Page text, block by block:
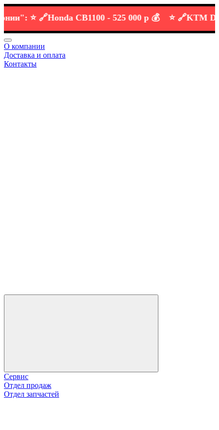
⭐️ 🔗 Honda CB1100 -525 000 р 💰 ⭐️ 🔗 KTM DUKE
О компании
Доставка и оплата
Контакты
Сервис
Отдел продаж
Отдел запчастей